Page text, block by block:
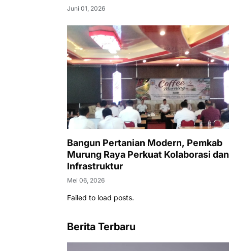
Juni 01, 2026
Bangun Pertanian Modern, Pemkab
Murung Raya Perkuat Kolaborasi dan
Infrastruktur
Mei 06, 2026
Failed to load posts.
Berita Terbaru